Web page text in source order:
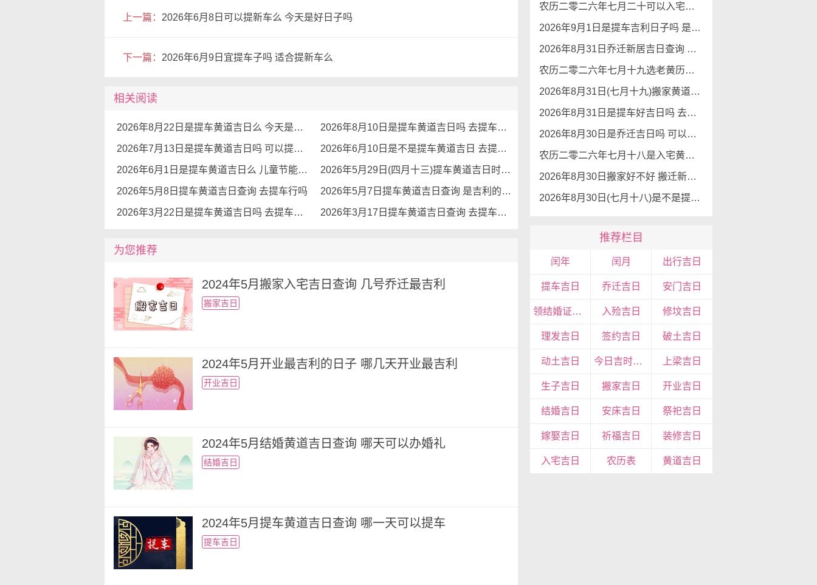
上一篇： 2026年6月8日可以提新车么 今天是好日子吗
下一篇： 2026年6月9日宜提车子吗 适合提新车么
相关阅读
2026年8月22日是提车黄道吉日么 今天是黄道吉日吗 2026年8月10日是提车黄道吉日吗 去提车会好运吗
2026年7月13日是提车黄道吉日吗 可以提车吗 2026年6月10日是不是提车黄道吉日 去提新车好吗
2026年6月1日是提车黄道吉日么 儿童节能提车么 2026年5月29日(四月十三)提车黄道吉日时 可以提车吗
2026年5月8日提车黄道吉日查询 去提车行吗 2026年5月7日提车黄道吉日查询 是吉利的日子么
2026年3月22日是提车黄道吉日吗 去提车适合么 2026年3月17日提车黄道吉日查询 去提车行吗
为您推荐
2024年5月搬家入宅吉日查询 几号乔迁最吉利
搬家吉日
2024年5月开业最吉利的日子 哪几天开业最吉利
开业吉日
2024年5月结婚黄道吉日查询 哪天可以办婚礼
结婚吉日
2024年5月提车黄道吉日查询 哪一天可以提车
提车吉日
农历二零二六年七月二十可以入宅吗 2026年9月1日本日入宅吉利么
2026年9月1日是提车吉利日子吗 是提新车的吉日吗
2026年8月31日乔迁新居吉日查询 乔迁新居有什么讲究
农历二零二六年七月十九选老黄历入宅 2026年8月31日这天可以入宅搬家吗
2026年8月31日(七月十九)搬家黄道吉日 是搬家的好日子吗
2026年8月31日是提车好吉日吗 去提车如何
2026年8月30日是乔迁吉日吗 可以搬新家么
农历二零二六年七月十八是入宅黄道吉日吗 2026年8月30日可以入宅搬入新家吗
2026年8月30日搬家好不好 搬迁新居吉利么
2026年8月30日(七月十八)是不是提车吉日 可以提新车吗
推荐栏目
闰年 闰月 出行吉日
提车吉日 乔迁吉日 安门吉日
领结婚证吉日 入殓吉日 修坟吉日
理发吉日 签约吉日 破土吉日
动土吉日 今日吉时查询 上梁吉日
生子吉日 搬家吉日 开业吉日
结婚吉日 安床吉日 祭祀吉日
嫁娶吉日 祈福吉日 装修吉日
入宅吉日 农历表 黄道吉日